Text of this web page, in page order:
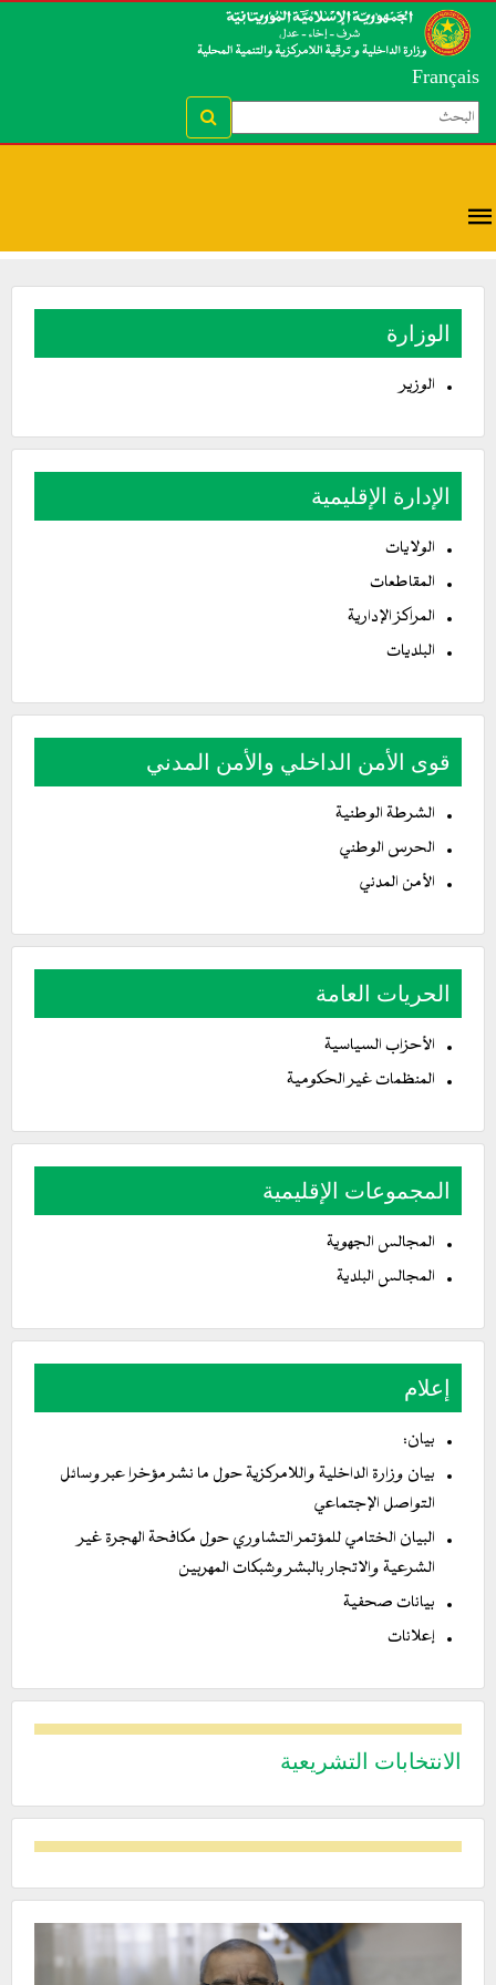
Français
الوزارة
الوزير
الإدارة الإقليمية
الولايات
المقاطعات
المراكز الإدارية
البلديات
قوى الأمن الداخلي والأمن المدني
الشرطة الوطنية
الحرس الوطني
الأمن المدني
الحريات العامة
الأحزاب السياسية
المنظمات غير الحكومية
المجموعات الإقليمية
المجالس الجهوية
المجالس البلدية
إعلام
بيان:
بيان وزارة الداخلية واللامركزية حول ما نشر مؤخرا عبر وسائل
التواصل الإجتماعي
البيان الختامي للمؤتمر التشاوري حول مكافحة الهجرة غير
الشرعية والاتجار بالبشر وشبكات المهربين
بيانات صحفية
إعلانات
الانتخابات التشريعية